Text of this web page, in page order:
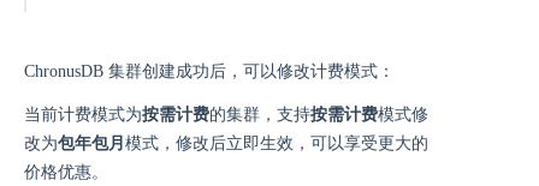
ChronusDB 集群创建成功后，可以修改计费模式：
当前计费模式为按需计费的集群，支持按需计费模式修
改为包年包月 模式，修改后立即生效，可以享受更大的
价格优惠。